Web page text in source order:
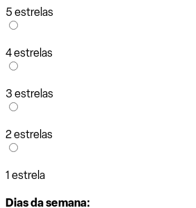
5 estrelas
4 estrelas
3 estrelas
2 estrelas
1 estrela
Dias da semana: